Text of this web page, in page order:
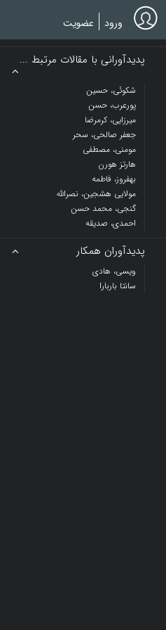
Skip
to
main
ورود عضویت
پدیدآورانی با مقالات مرتبط ...
شکوئی، حسین
پورعرب، حسن
میرزایی، کرمرضا
جعفر صالحی، سحر
مومنی، مصطفی
هارتز هورن
بهفروز، فاطمه
مولایی هشجین، نصرالله
گنجی، محمد حسن
احمدی، صدیقه
پدیدآوران همکار
ویسی، هادی
سانتا باربارا